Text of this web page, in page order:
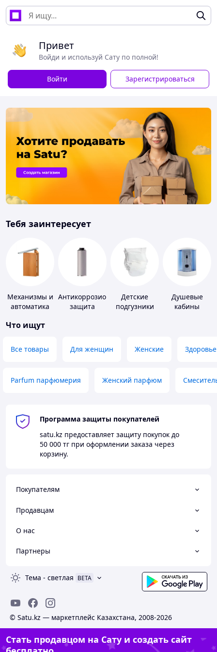
Привет
Войди и используй Сату по полной!
Войти Зарегистрироваться
Тебя заинтересует
Механизмы и
автоматика
дверей
Антикоррозионная
защита
Детские
подгузники
Душевые
кабины
Что ищут
Все товары Для женщин Женские Здоровье
Parfum парфюмерия Женский парфюм
Программа защиты покупателей
satu.kz предоставляет защиту покупок до
50 000 тг при оформлении заказа через
корзину.
Покупателям
Продавцам
О нас
Партнеры
Тема - светлая BETA
© Satu.kz — маркетплейс Казахстана, 2008-2026
Стать продавцом на Сату и создать сайт